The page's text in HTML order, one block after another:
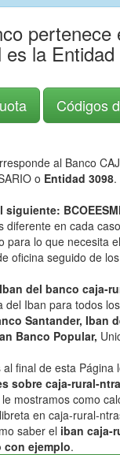
pertenece
la Entidad
Códigos
al Banco
o Entidad 3098.
diferente en cada
para lo que necesita
oficina seguido de
del banco caja-
del Iban para todos
Santander, Iban
Banco Popular,
final de esta Página
sobre caja-rural-
mostramos como
en caja-rural-
saber el iban caja-
con ejemplo.